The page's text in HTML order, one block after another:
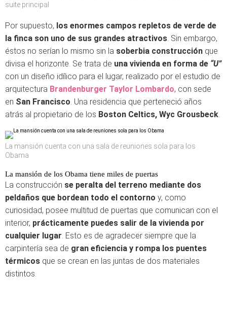
suite principal
Por supuesto, los enormes campos repletos de verde de
la finca son uno de sus grandes atractivos. Sin embargo,
éstos no serían lo mismo sin la soberbia construcción que
divisa el horizonte. Se trata de una vivienda en forma de “U”
con un diseño idílico para el lugar, realizado por el estudio de
arquitectura Brandenburger Taylor Lombardo, con sede
en San Francisco. Una residencia que perteneció años
atrás al propietario de los Boston Celtics, Wyc Grousbeck.
La mansión cuenta con una sala de reuniones sola para los
Obama
La mansión de los Obama tiene miles de puertas
La construcción se peralta del terreno mediante dos
peldaños que bordean todo el contorno y, como
curiosidad, posee multitud de puertas que comunican con el
interior, prácticamente puedes salir de la vivienda por
cualquier lugar. Esto es de agradecer siempre que la
carpintería sea de gran eficiencia y rompa los puentes
térmicos que se crean en las juntas de dos materiales
distintos.